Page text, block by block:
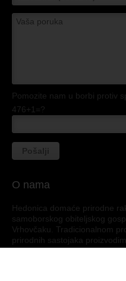
Pomozite nam u borbi protiv
476+1=?
O nama
Hedonica domaće prirodne
samoborskog obiteljskog
Vrhovčaku. Tradicionalnom
prirodnih sastojaka
okusima meda, oraha, šipka,